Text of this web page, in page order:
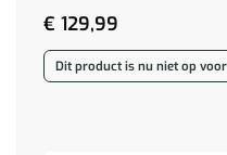
€ 129,99
Dit product is nu niet op